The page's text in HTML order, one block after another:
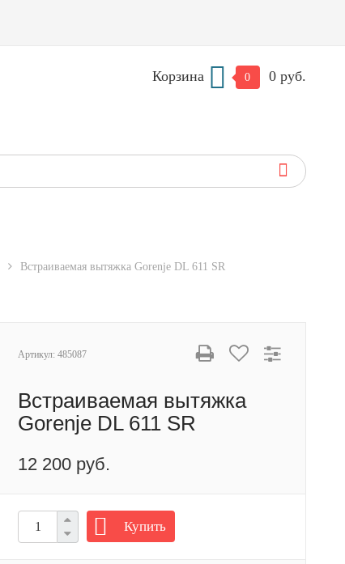
Корзина 0 0 руб.
Встраиваемая вытяжка Gorenje DL 611 SR
Артикул: 485087
Встраиваемая вытяжка
Gorenje DL 611 SR
12 200 руб.
Купить